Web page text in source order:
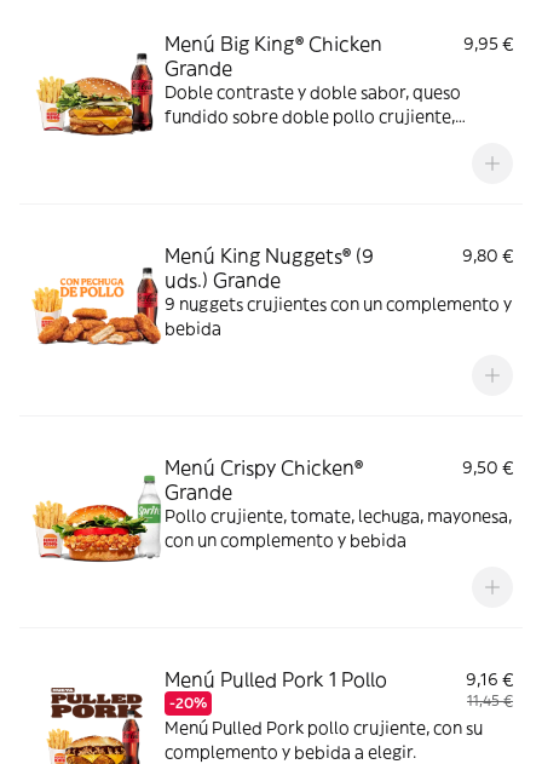
Menú Big King® Chicken
Grande
9,95 €
Doble contraste y doble sabor, queso
fundido sobre doble pollo crujiente,
exquisita salsa Big King entre dos panes de
Menú King Nuggets® (9
uds.) Grande
9,80 €
9 nuggets crujientes con un complemento y
bebida
Menú Crispy Chicken®
Grande
9,50 €
Pollo crujiente, tomate, lechuga, mayonesa,
con un complemento y bebida
Menú Pulled Pork 1 Pollo
-20%
9,16 €
11,45 €
Menú Pulled Pork pollo crujiente, con su
complemento y bebida a elegir.